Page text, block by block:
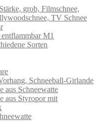
grob, Filmschnee,
TV Schnee
M1
Sorten
Schneeball-Girlande
aus Schneewatte
aus Styropor mit